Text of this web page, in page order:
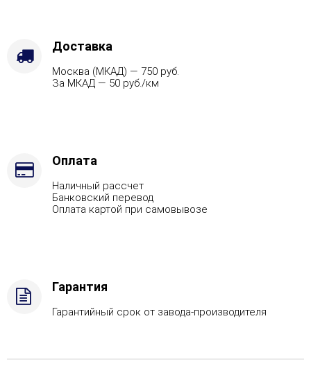
Газ,
Комплектация
AISI
Доставка
Москва (МКАД) — 750 руб.
За МКАД — 50 руб./км
Оплата
Наличный рассчет
Банковский перевод
Оплата картой при самовывозе
Гарантия
Гарантийный срок от завода-производителя